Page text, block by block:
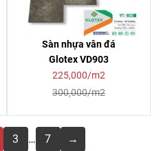
Sàn nhựa vân đá
Glotex VD903
225,000/m2
300,000/m2
3 … 7 →